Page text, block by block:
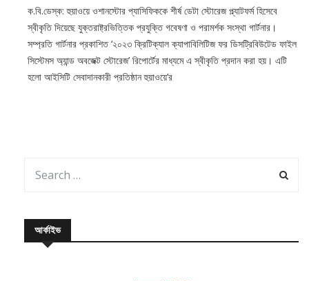
স্বীকৃতি দিয়েছে যুক্তরাষ্ট্রভিত্তিক প্রযুক্তি গবেষণা ও পরামর্শক সংস্থা গার্টনার।
সম্প্রতি গার্টনার প্রকাশিত ‘২০২৩ ক্রিটিক্যাল ক্যাপাবিলিটিজ ফর ডিসট্রিবিউটেড ফাইল
সিস্টেমস অ্যান্ড অবজেক্ট স্টোরেজ’ রিপোর্টের মাধ্যমে এ স্বীকৃতি প্রদান করা হয়। এটি
হলো আইসিটি সেবাদানকারী প্রতিষ্ঠান হুয়াওয়ে’র
আর্কাইভ